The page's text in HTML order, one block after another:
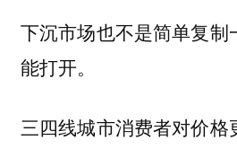
下沉市场也不是简单复制
能打开。
三四线城市消费者对价格